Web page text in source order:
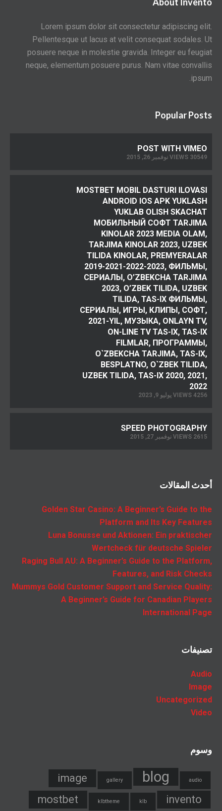
Lorem ipsum dolor sit consectetur adipiscing elit.
Pellentesque ut lacus at velit consequat sodales. Ut
posuere neque in molestie gravida. Integer eu feugiat
neque, elementum posuere purus. Nam vitae convallis
ipsum.
Popular Posts
POST WITH VIMEO
30549 VIEWS نوفمبر 26, 2015
MOSTBET MOBIL DASTURI ILOVASI
ANDROID IOS APK YUKLASH
YUKLAB OLISH SKACHAT
МОБИЛЬНЫЙ СОФТ TARJIMA
KINOLAR 2023 MEDIA OLAM,
TARJIMA KINOLAR 2023, UZBEK
TILIDA KINOLAR, PREMYERALAR
2019-2021-2022-2023, ФИЛЬМЫ,
СЕРИАЛЫ, O’ZBEKCHA TARJIMA
2023, O’ZBEK TILIDA, UZBEK
TILIDA, TAS-IX ФИЛЬМЫ,
СЕРИАЛЫ, ИГРЫ, КЛИПЫ, СОФТ,
2021-YIL, МУЗЫКА, ONLAYN TV,
ON-LINE TV TAS-IX, TAS-IX
FILMLAR, ПРОГРАММЫ,
O`ZBEKCHA TARJIMA, TAS-IX,
BESPLATNO, O`ZBEK TILIDA,
UZBEK TILIDA, TAS-IX 2020, 2021,
2022
4256 VIEWS يوليو 9, 2023
SPEED PHOTOGRAPHY
2615 VIEWS نوفمبر 27, 2015
أحدث المقالات
Golden Star Casino: A Beginner’s Guide to the
Platform and Its Key Features
Luna Bonusse und Aktionen: Ein praktischer
Wertcheck für deutsche Spieler
Raging Bull AU: A Beginner’s Guide to the Platform,
Features, and Risk Checks
Mummys Gold Customer Support and Service Quality:
A Beginner’s Guide for Canadian Players
International Page
تصنيفات
Audio
Image
Uncategorized
Video
وسوم
audio
blog
gallery
image
invento
klb
klbtheme
mostbet